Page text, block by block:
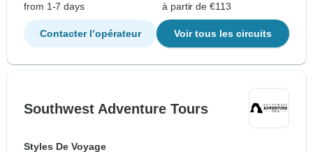
from 1-7 days
à partir de €113
Contacter l’opérateur Voir tous les circuits
Southwest Adventure Tours
Styles De Voyage